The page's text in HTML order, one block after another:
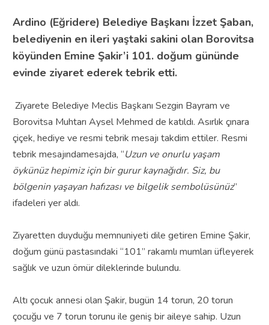
Ardino (Eğridere) Belediye Başkanı İzzet Şaban,
belediyenin en ileri yaştaki sakini olan Borovitsa
köyünden Emine Şakir’i 101. doğum gününde
evinde ziyaret ederek tebrik etti.
Ziyarete Belediye Meclis Başkanı Sezgin Bayram ve
Borovitsa Muhtarı Aysel Mehmed de katıldı. Asırlık çınara
çiçek, hediye ve resmi tebrik mesajı takdim ettiler. Resmi
tebrik mesajındamesajda, “Uzun ve onurlu yaşam
öykünüz hepimiz için bir gurur kaynağıdır. Siz, bu
bölgenin yaşayan hafızası ve bilgelik sembolüsünüz”
ifadeleri yer aldı.
Ziyaretten duyduğu memnuniyeti dile getiren Emine Şakir,
doğum günü pastasındaki “101” rakamlı mumları üfleyerek
sağlık ve uzun ömür dileklerinde bulundu.
Altı çocuk annesi olan Şakir, bugün 14 torun, 20 torun
çocuğu ve 7 torun torunu ile geniş bir aileye sahip. Uzun